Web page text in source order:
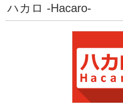
ハカロ -Hacaro-